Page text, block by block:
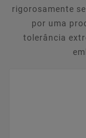
rigorosamente
por uma
tolerância